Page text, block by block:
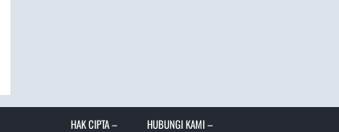
HAK CIPTA – HUBUNGI KAMI –